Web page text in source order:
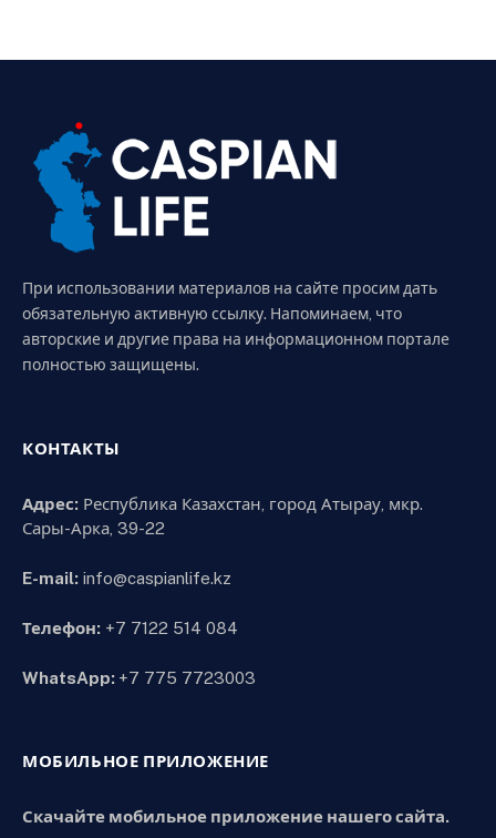
При использовании материалов на сайте просим дать
обязательную активную ссылку. Напоминаем, что
авторские и другие права на информационном портале
полностью защищены.
КОНТАКТЫ
Адрес: Республика Казахстан, город Атырау, мкр.
Сары-Арка, 39-22
E-mail: info@caspianlife.kz
Телефон: +7 7122 514 084
WhatsApp: +7 775 7723003
МОБИЛЬНОЕ ПРИЛОЖЕНИЕ
Скачайте мобильное приложение нашего сайта.